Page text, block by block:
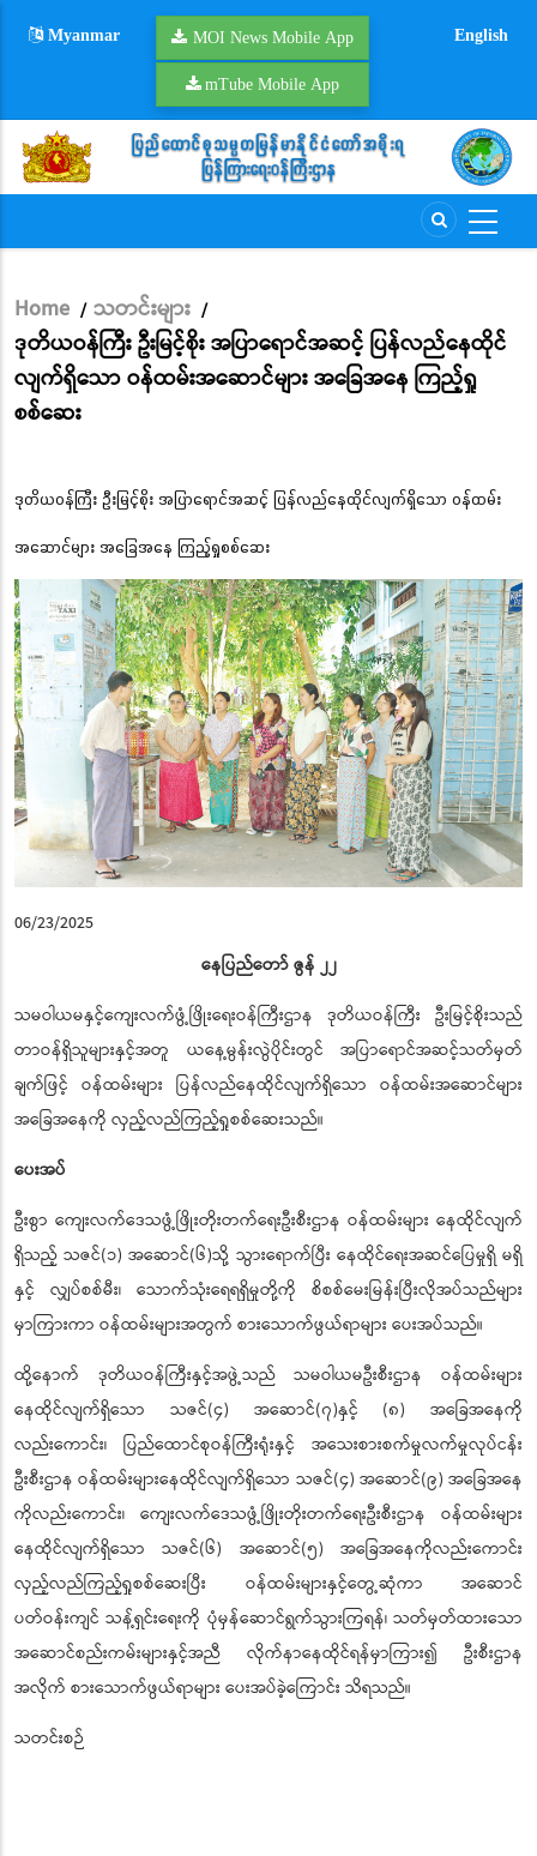
Myanmar MOI News Mobile App
mTube Mobile App
English
Breadcrumb
Home / သတင်းများ /
ဒုတိယဝန်ကြီး ဦးမြင့်စိုး အပြာရောင်အဆင့် ပြန်လည်နေထိုင်
လျက်ရှိသော ဝန်ထမ်းအဆောင်များ အခြေအနေ ကြည့်ရှု
စစ်ဆေး
ဒုတိယဝန်ကြီး ဦးမြင့်စိုး အပြာရောင်အဆင့် ပြန်လည်နေထိုင်လျက်ရှိသော ဝန်ထမ်း
အဆောင်များ အခြေအနေ ကြည့်ရှုစစ်ဆေး
06/23/2025
နေပြည်တော် ဇွန် ၂၂
သမဝါယမနှင့်ကျေးလက်ဖွံ့ဖြိုးရေးဝန်ကြီးဌာန ဒုတိယဝန်ကြီး ဦးမြင့်စိုးသည်
တာဝန်ရှိသူများနှင့်အတူ ယနေ့မွန်းလွဲပိုင်းတွင် အပြာရောင်အဆင့်သတ်မှတ်
ချက်ဖြင့် ဝန်ထမ်းများ ပြန်လည်နေထိုင်လျက်ရှိသော ဝန်ထမ်းအဆောင်များ
အခြေအနေကို လှည့်လည်ကြည့်ရှုစစ်ဆေးသည်။
ပေးအပ်
ဦးစွာ ကျေးလက်ဒေသဖွံ့ဖြိုးတိုးတက်ရေးဦးစီးဌာန ဝန်ထမ်းများ နေထိုင်လျက်
ရှိသည့် သဇင်(၁) အဆောင်(၆)သို့ သွားရောက်ပြီး နေထိုင်ရေးအဆင်ပြေမှုရှိ မရှိ
နှင့် လျှပ်စစ်မီး၊ သောက်သုံးရေရရှိမှုတို့ကို စိစစ်မေးမြန်းပြီးလိုအပ်သည်များ
မှာကြားကာ ဝန်ထမ်းများအတွက် စားသောက်ဖွယ်ရာများ ပေးအပ်သည်။
ထို့နောက် ဒုတိယဝန်ကြီးနှင့်အဖွဲ့သည် သမဝါယမဦးစီးဌာန ဝန်ထမ်းများ
နေထိုင်လျက်ရှိသော သဇင်(၄) အဆောင်(၇)နှင့် (၈) အခြေအနေကို
လည်းကောင်း၊ ပြည်ထောင်စုဝန်ကြီးရုံးနှင့် အသေးစားစက်မှုလက်မှုလုပ်ငန်း
ဦးစီးဌာန ဝန်ထမ်းများနေထိုင်လျက်ရှိသော သဇင်(၄) အဆောင်(၉) အခြေအနေ
ကိုလည်းကောင်း၊ ကျေးလက်ဒေသဖွံ့ဖြိုးတိုးတက်ရေးဦးစီးဌာန ဝန်ထမ်းများ
နေထိုင်လျက်ရှိသော သဇင်(၆) အဆောင်(၅) အခြေအနေကိုလည်းကောင်း
လှည့်လည်ကြည့်ရှုစစ်ဆေးပြီး ဝန်ထမ်းများနှင့်တွေ့ဆုံကာ အဆောင်
ပတ်ဝန်းကျင် သန့်ရှင်းရေးကို ပုံမှန်ဆောင်ရွက်သွားကြရန်၊ သတ်မှတ်ထားသော
အဆောင်စည်းကမ်းများနှင့်အညီ လိုက်နာနေထိုင်ရန်မှာကြား၍ ဦးစီးဌာန
အလိုက် စားသောက်ဖွယ်ရာများ ပေးအပ်ခဲ့ကြောင်း သိရသည်။
သတင်းစဉ်